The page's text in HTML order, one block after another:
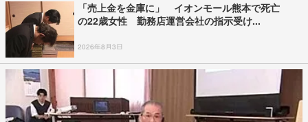
「売上金を金庫に」 イオンモール熊本で死亡
の22歳女性 勤務店運営会社の指示受け...
2026年8月3日